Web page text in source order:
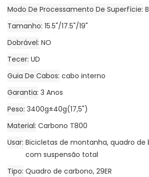
Modo De Processamento De Superfície
Tamanho 15.5"/17.5"/19"
Dobrável NO
Tecer UD
Guia De Cabos cabo interno
Garantia 3 Anos
Peso 3400g±40g(17,5")
Material Carbono T800
Usar Bicicletas de montanha, quadro
com suspensão total
Tipo Quadro de carbono, 29ER